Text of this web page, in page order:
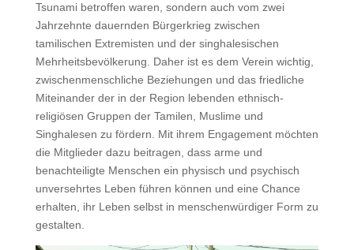
Tsunami betroffen waren, sondern auch vom zwei
Jahrzehnte dauernden Bürgerkrieg zwischen
tamilischen Extremisten und der singhalesischen
Mehrheitsbevölkerung. Daher ist es dem Verein wichtig,
zwischenmenschliche Beziehungen und das friedliche
Miteinander der in der Region lebenden ethnisch-
religiösen Gruppen der Tamilen, Muslime und
Singhalesen zu fördern. Mit ihrem Engagement möchten
die Mitglieder dazu beitragen, dass arme und
benachteiligte Menschen ein physisch und psychisch
unversehrtes Leben führen können und eine Chance
erhalten, ihr Leben selbst in menschenwürdiger Form zu
gestalten.